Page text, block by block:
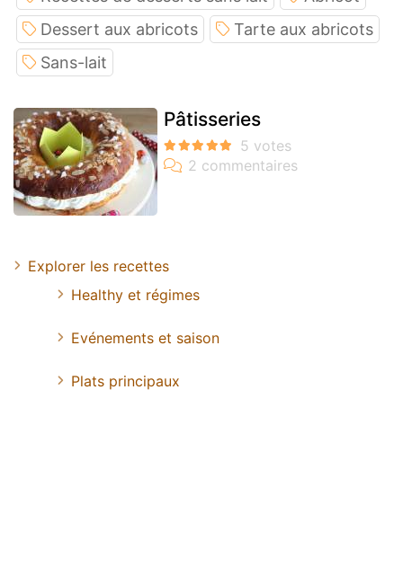
Dessert aux abricots
Tarte aux abricots
Sans-lait
Pâtisseries
Explorer les recettes
Healthy et régimes
Evénements et saison
Plats principaux